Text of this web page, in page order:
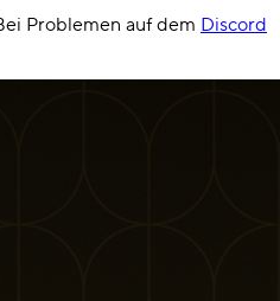
Problemen auf dem Discord